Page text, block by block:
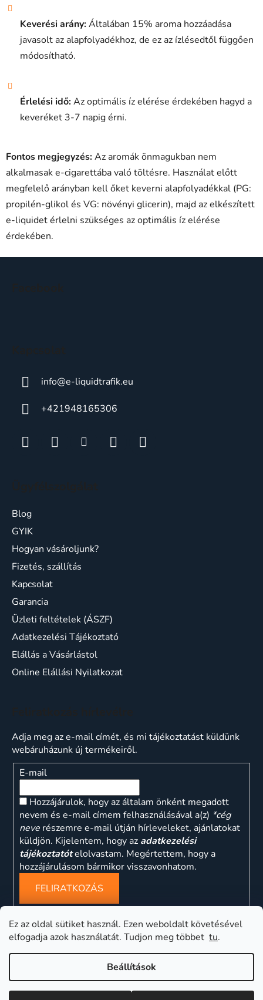
Ez az oldal sütiket használ. Ezen weboldalt követésével
elfogadja azok használatát. Tudjon meg többet tu.
Beállítások
Keverési arány:Általában 15% aroma hozzáadása
javasolt az alapfolyadékhoz, de ez az ízlésedtől függően
módosítható.
Érlelési idő:Az optimális íz elérése érdekében hagyd a
keveréket 3-7 napig érni.
Fontos megjegyzés:Az aromák önmagukban nem
alkalmasak e-cigarettába való töltésre. Használat előtt
megfelelő arányban kell őket keverni alapfolyadékkal (PG:
propilén-glikol és VG: növényi glicerin), majd az elkészített
e-liquidet érlelni szükséges az optimális íz elérése
érdekében.
info@e-liquidtrafik.eu
+421948165306
Blog
GYIK
Hogyan vásároljunk?
Fizetés, szállítás
Kapcsolat
Garancia
Üzleti feltételek (ÁSZF)
Adatkezelési Tájékoztató
Elállás a Vásárlástol
Online Elállási Nyilatkozat
Adja meg az e-mail címét, és mi tájékoztatást küldünk
webáruházunk új termékeiről.
E-mail
Hozzájárulok, hogy az általam önként megadott
nevem és e-mail címem felhasználásával a(z) *cég
neve részemre e-mail útján hírleveleket, ajánlatokat
küldjön. Kijelentem, hogy az adatkezelési
tájékoztatótelolvastam. Megértettem, hogy a
hozzájárulásom bármikor visszavonhatom.
FELIRATKOZÁS
ns